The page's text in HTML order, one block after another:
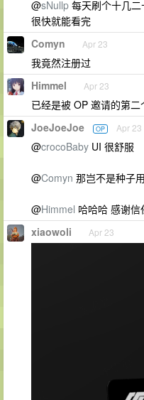
@sNullp 每天刷个十几
很快就能看完
Comyn Apr 23
我竟然注册过
Himmel Apr 23
已经是被 OP 邀请的第
JoeJoeJoe OP Apr 23
@crocoBaby UI 很舒服
@Comyn 那岂不是种子
@Himmel 哈哈哈 感谢
xiaowoli Apr 23